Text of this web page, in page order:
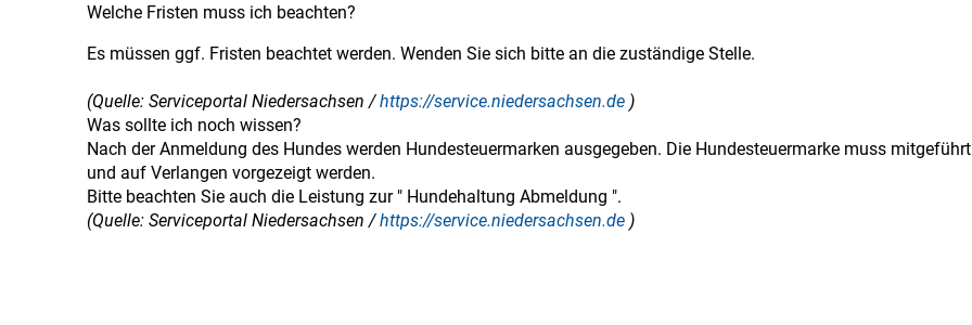
Welche Fristen muss ich beachten?
Es müssen ggf. Fristen beachtet werden. Wenden Sie sich bitte an die zuständige Stelle.
(Quelle: Serviceportal Niedersachsen /https://service.niedersachsen.de )
Was sollte ich noch wissen?
Nach der Anmeldung des Hundes werden Hundesteuermarken ausgegeben. Die Hundesteuermarke muss mitgeführt
und auf Verlangen vorgezeigt werden.
Bitte beachten Sie auch die Leistung zur " Hundehaltung Abmeldung ".
(Quelle: Serviceportal Niedersachsen /https://service.niedersachsen.de )